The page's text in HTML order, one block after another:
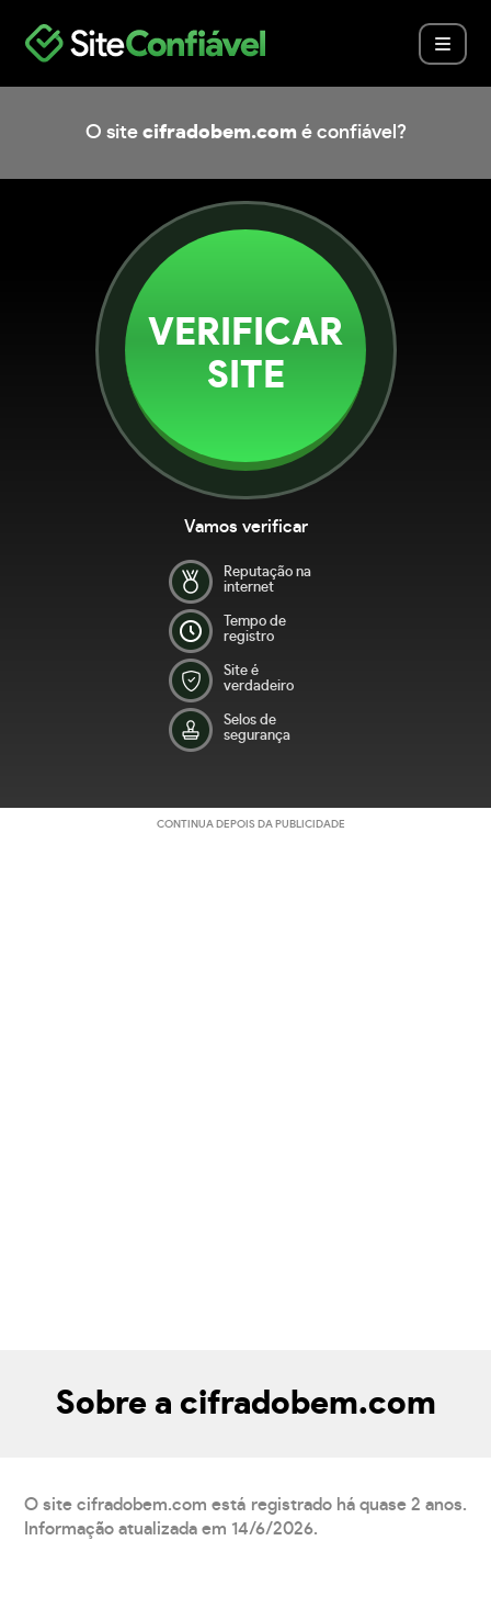
O site cifradobem.com é confiável?
VERIFICAR
SITE
Vamos verificar
Reputação na
internet
Tempo de
registro
Site é
verdadeiro
Selos de
segurança
CONTINUA DEPOIS DA PUBLICIDADE
Sobre a cifradobem.com
O site cifradobem.com está registrado há quase 2 anos.
Informação atualizada em 14/6/2026.